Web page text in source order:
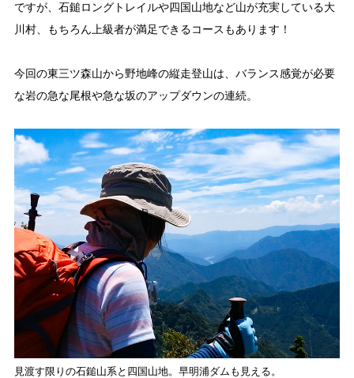
の地形を活かしたアクティビティなど、村で体験できるあれやこれやをご紹
イベント情報
施設
コックさんのいる道の駅ならぬ「村の駅」や鉱山跡地にある学校を活用した
宿泊施設など、村にある施設をご紹介！
ですが、石鎚ロングトレイルや四国山地など山が充実している大
川村、もちろん上級者が満足できるコースもあります！
今回の東三ツ森山から野地峰の縦走登山は、バランス感覚が必要
な岩の急な尾根や急な坂のアップダウンの連続。
見渡す限りの石鎚山系と四国山地。早明浦ダムも見える。